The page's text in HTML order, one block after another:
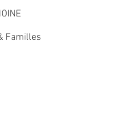
Familles